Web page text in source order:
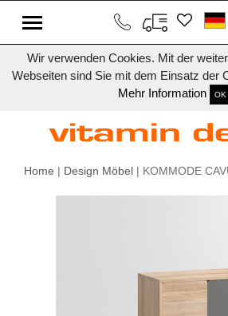
Wir verwenden Cookies. Mit der
Webseiten sind Sie mit dem Einsatz der
Mehr Information
OK
Home | Design Möbel | KOMMODE